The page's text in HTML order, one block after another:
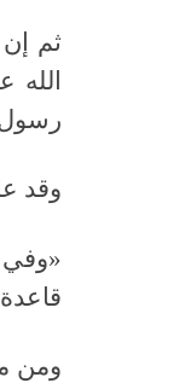
ثم
رسول
وقد
«وفي
ومن